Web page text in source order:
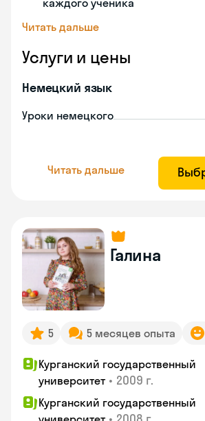
каждого ученика
Читать дальше
Услуги и цены
Немецкий язык
Уроки немецкого
Читать дальше
Галина
5 5 месяцев опыта
Курганский государственный
университет • 2009 г.
Курганский государственный